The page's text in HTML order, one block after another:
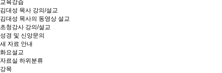
교육강습
김대성 목사 강의/설교
김대성 목사의 동영상 설교
초청강사 강의/설교
성경 및 신앙문의
새 자료 안내
화요설교
자료실 하위분류
강목